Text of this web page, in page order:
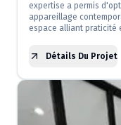
expertise a permis
appareillage
espace alliant praticité
Détails Du Projet